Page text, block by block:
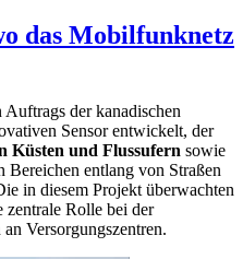
das Mobilfunknetz
der kanadischen
Sensor entwickelt, der
Küsten und Flussufern sowie
Bereichen entlang von Straßen
in diesem Projekt überwachten
zentrale Rolle bei der
Versorgungszentren.